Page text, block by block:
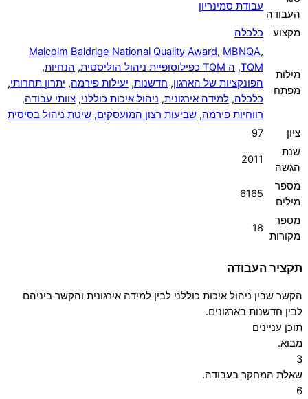
העבודה
עבודת סמינריון
מקצוע כלכלה
מילות
מפתח
Malcolm Baldrige National Quality Award, MBNQA,
TQM
, ה TQM כפילוסופיית ניהול הוליסטית , הנחיות,
הפונקציות של הארגון, חדשנות, יעילות פירמה, יתרון תחרותי,
כלכלה, למידה אירגונית, ניהול איכות כוללני, צוותי עבודה,
רווחיות פירמה, שביעות רצון המועסקים, שיטת ניהול בסיסית
ציון
97
שנת
הגשה
2011
מספר
מילים
6165
מספר
מקורות
18
תקציר העבודה
הקשר שבין ניהול איכות כוללני לבין למידה אירגונית והקשר ביניהם
לבין חדשנות בארגונים.
תוכן עניינים
מבוא.
3
שאלת המחקר בעבודה.
6